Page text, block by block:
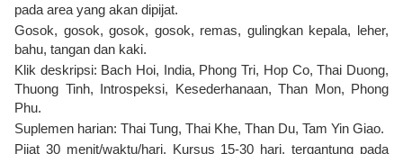
pada area yang akan dipijat.
Gosok, gosok, gosok, gosok, remas, gulingkan kepala, leher,
bahu, tangan dan kaki.
Klik deskripsi: Bach Hoi, India, Phong Tri, Hop Co, Thai Duong,
Thuong Tinh, Introspeksi, Kesederhanaan, Than Mon, Phong
Phu.
Suplemen harian: Thai Tung, Thai Khe, Than Du, Tam Yin Giao.
Pijat 30 menit/waktu/hari. Kursus 15-30 hari, tergantung pada